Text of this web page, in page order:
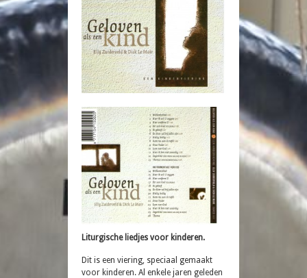
Liturgische liedjes voor kinderen.
Dit is een viering, speciaal gemaakt
voor kinderen. Al enkele jaren geleden